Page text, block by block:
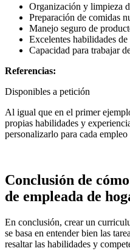
Organización y limpieza
Preparación de comidas
Manejo seguro de
Excelentes habilidades
Capacidad para trabajar
Referencias:
Disponibles a petición
Al igual que en el primer
propias habilidades y
personalizarlo para cada empleo
Conclusión de
de empleada de
En conclusión, crear un
se basa en entender bien las
resaltar las habilidades y